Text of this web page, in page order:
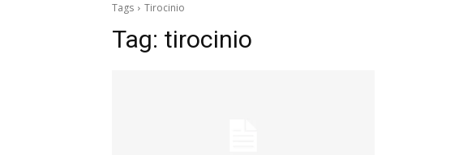
Tags Tirocinio
Tag: tirocinio